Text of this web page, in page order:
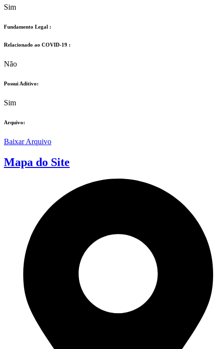
Sim
Fundamento Legal :​
Relacionado ao COVID-19 :​
Não
Possui Aditivo:​
Sim
Arquivo:
Baixar Arquivo
Mapa do Site